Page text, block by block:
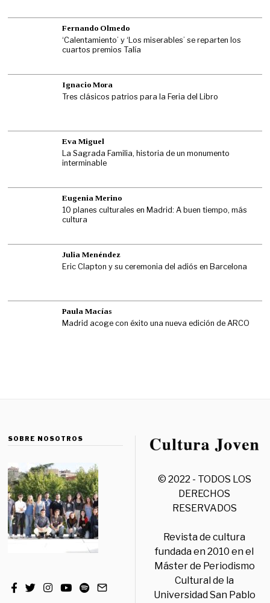
Fernando Olmedo
‘Calentamiento’ y ‘Los miserables’ se reparten los
cuartos premios Talía
Ignacio Mora
Tres clásicos patrios para la Feria del Libro
Eva Miguel
La Sagrada Familia, historia de un monumento
interminable
Eugenia Merino
10 planes culturales en Madrid: A buen tiempo, más
cultura
Julia Menéndez
Eric Clapton y su ceremonia del adiós en Barcelona
Paula Macías
Madrid acoge con éxito una nueva edición de ARCO
SOBRE NOSOTROS
© 2022 - TODOS LOS
DERECHOS
RESERVADOS
Revista de cultura
fundada en 2010 en el
Máster de Periodismo
Cultural de la
Universidad San Pablo